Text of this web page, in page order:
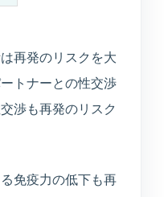
再発のリスクを大
トナーとの性交渉
渉も再発のリスク
免疫力の低下も再